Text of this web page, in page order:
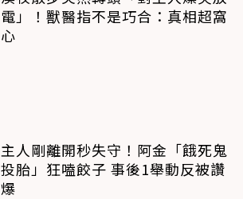
電」！獸醫指不是巧合：真相超窩
心
主人剛離開秒失守！阿金「餓死鬼
投胎」狂嗑餃子 事後1舉動反被讚
爆